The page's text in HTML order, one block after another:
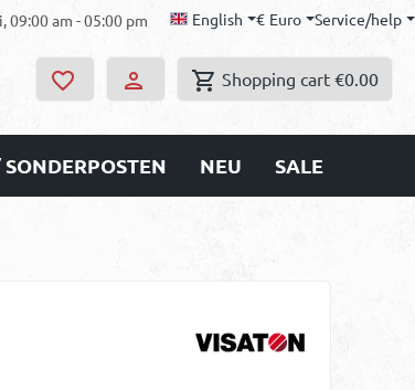
09:00 am - 05:00 pm English € Euro Service/help
Shopping cart €0.00
NEU SALE